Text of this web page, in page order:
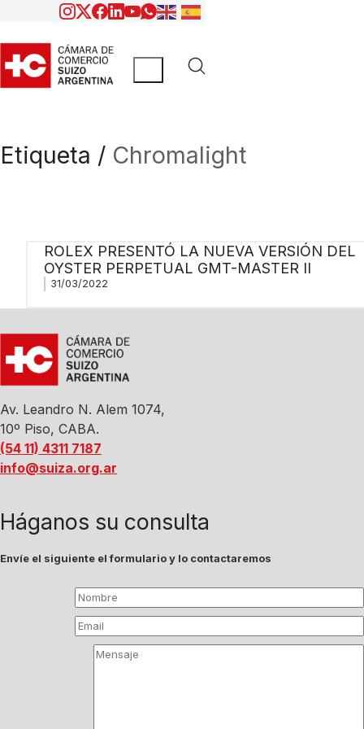
Etiqueta / Chromalight
ROLEX PRESENTÓ LA NUEVA VERSIÓN DEL
OYSTER PERPETUAL GMT-MASTER II
31/03/2022
Av. Leandro N. Alem 1074,
10º Piso, CABA.
(54 11) 4311 7187
info@suiza.org.ar
Háganos su consulta
Envíe el siguiente el formulario y lo contactaremos